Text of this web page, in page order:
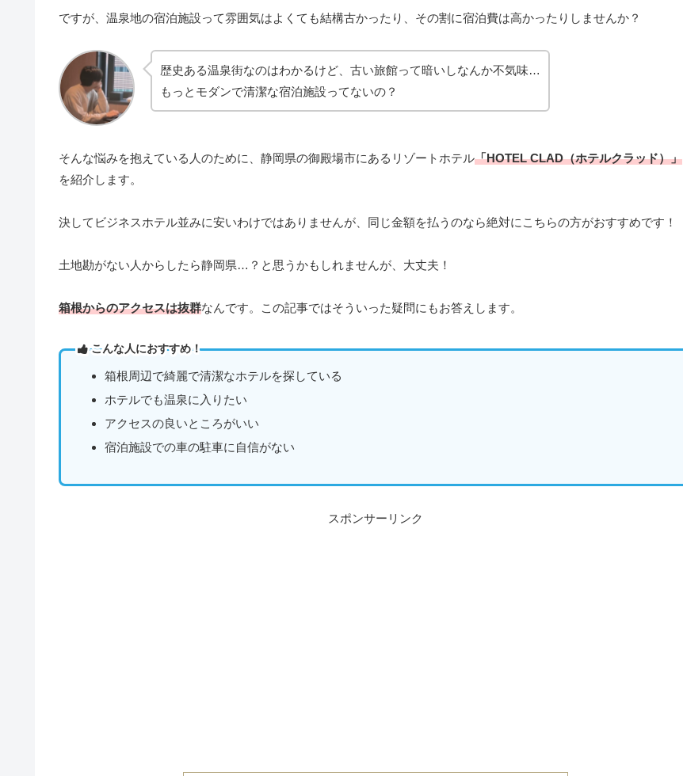
ですが、温泉地の宿泊施設って雰囲気はよくても結構古かったり、その割に宿泊費は高かったりしませんか？
歴史ある温泉街なのはわかるけど、古い旅館って暗いしなんか不気味…
もっとモダンで清潔な宿泊施設ってないの？
そんな悩みを抱えている人のために、静岡県の御殿場市にあるリゾートホテル「HOTEL CLAD（ホテルクラッド）」
を紹介します。
決してビジネスホテル並みに安いわけではありませんが、同じ金額を払うのなら絶対にこちらの方がおすすめです！
土地勘がない人からしたら静岡県…？と思うかもしれませんが、大丈夫！
箱根からのアクセスは抜群なんです。この記事ではそういった疑問にもお答えします。
こんな人におすすめ！
箱根周辺で綺麗で清潔なホテルを探している
ホテルでも温泉に入りたい
アクセスの良いところがいい
宿泊施設での車の駐車に自信がない
スポンサーリンク